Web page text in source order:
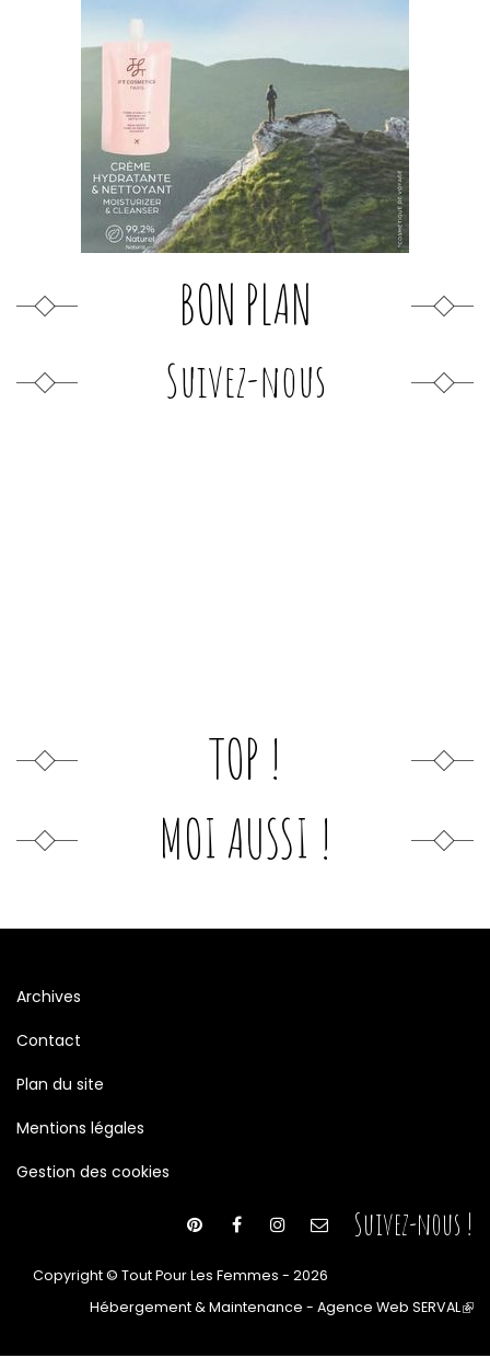
BON PLAN
Suivez-nous
TOP !
MOI AUSSI !
Archives
Contact
Plan du site
Mentions légales
Gestion des cookies
Suivez-nous !
Copyright © Tout Pour Les Femmes - 2026
Hébergement & Maintenance - Agence Web SERVAL(le